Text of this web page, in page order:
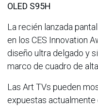
OLED S95H
La recién lanzada
en los CES Innovation
diseño ultra delgado y
marco de cuadro de
Las Art TVs pueden
expuestas